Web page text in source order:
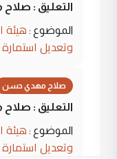
التعليق :
الموضوع : هيئة
وتعديل
صلاح مهدي حسن
التعليق :
الموضوع : هيئة
وتعديل